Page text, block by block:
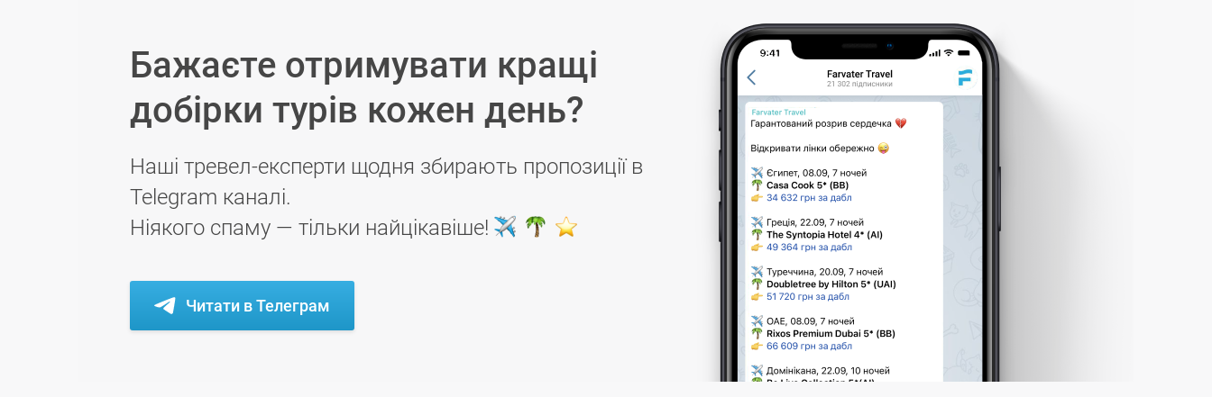
Бажаєте отримувати кращі
добірки турів кожен день?
Наші тревел-експерти щодня збирають пропозиції в
Telegram каналі.
Ніякого спаму — тільки найцікавіше!
Читати в Телеграм